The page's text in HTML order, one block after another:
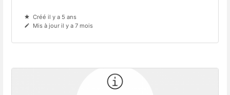
Créé il y a 5 ans
Mis à jour il y a 7 mois